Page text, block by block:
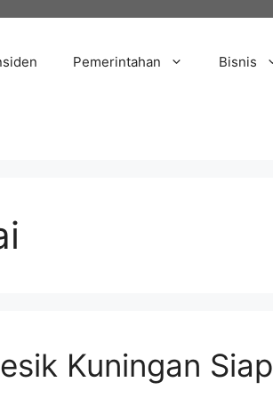
Pemerintahan Bisnis
Kuningan Siap